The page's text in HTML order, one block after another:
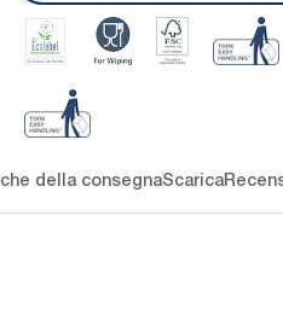
della consegnaScarica